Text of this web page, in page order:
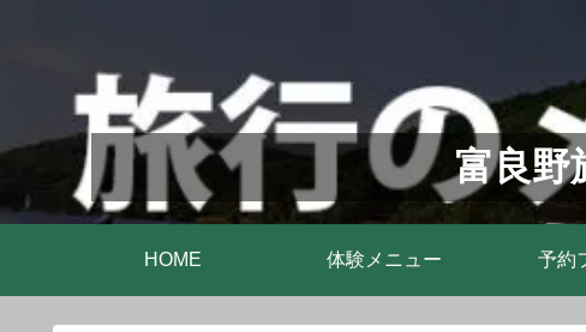
富良野
HOME 体験メニュー 予約